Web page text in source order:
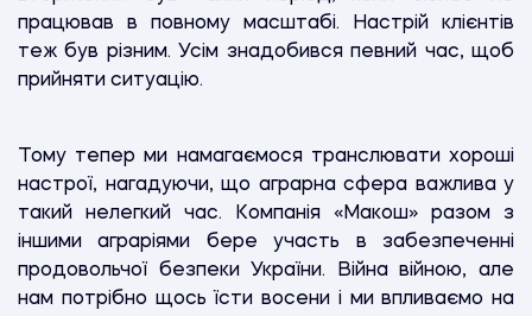
працював в повному масштабі. Настрій клієнтів
теж був різним. Усім знадобився певний час, щоб
прийняти ситуацію.
Тому тепер ми намагаємося транслювати хороші
настрої, нагадуючи, що аграрна сфера важлива у
такий нелегкий час. Компанія «Макош» разом з
іншими аграріями бере участь в забезпеченні
продовольчої безпеки України. Війна війною, але
нам потрібно щось їсти восени і ми впливаємо на